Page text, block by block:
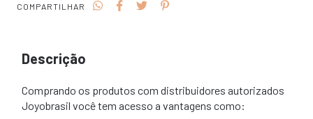
COMPARTILHAR
Descrição
Comprando os produtos com distribuidores autorizados
Joyobrasil você tem acesso a vantagens como: